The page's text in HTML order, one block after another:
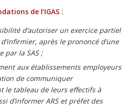
de l’IGAS :
d’autoriser un exercice partiel
après le prononcé d’une
par la SAS ;
aux établissements employeurs
de communiquer
le tableau de leurs effectifs à
d’informer ARS et préfet des